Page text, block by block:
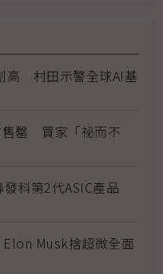
高 村田示警全球AI基
售罄 買家「祕而不
科第2代ASIC產品
Musk捨超微全面